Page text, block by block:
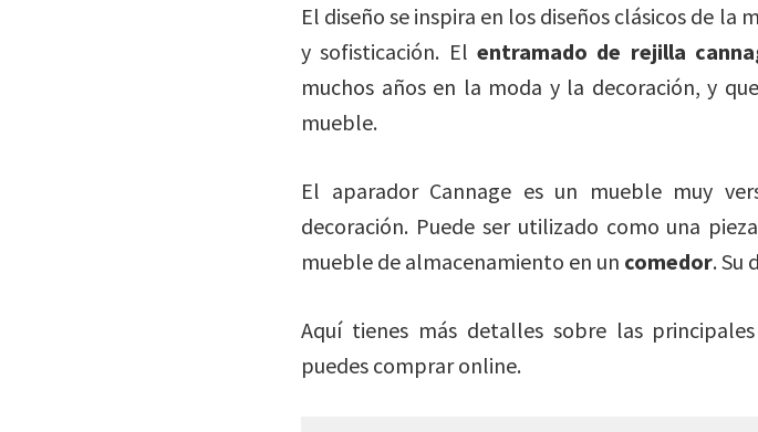
El diseño se inspira en los diseños clásicos de la
y sofisticación. Elentramado de rejilla
muchos años en la moda y la decoración, y
mueble.
El aparador Cannage es un mueble muy
decoración. Puede ser utilizado como una
mueble de almacenamiento en un comedor. Su
Aquí tienes más detalles sobre las
puedes comprar online.